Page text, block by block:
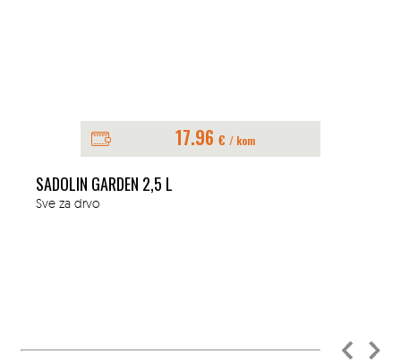
17.96 € / kom
SADOLIN GARDEN 2,5 L
Sve za drvo